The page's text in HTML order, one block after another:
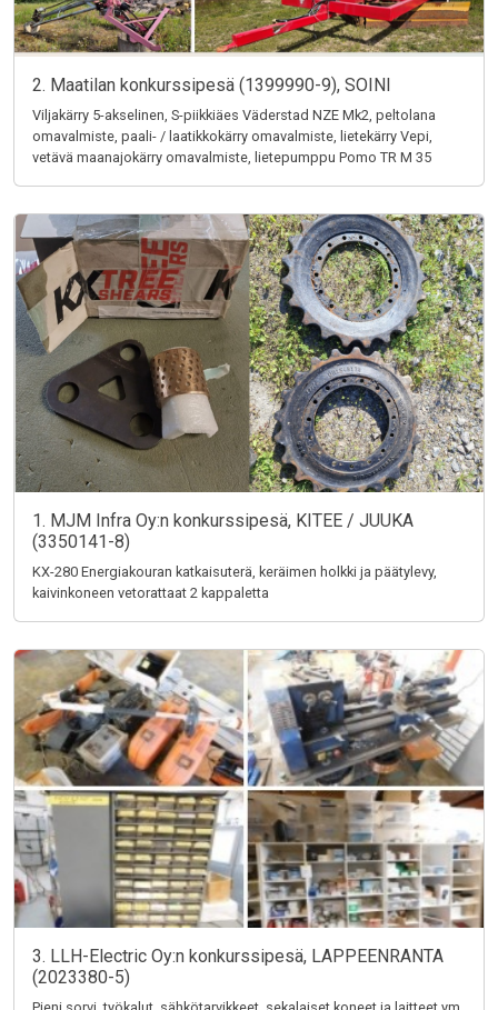
2. Maatilan konkurssipesä (1399990-9), SOINI
Viljakärry 5-akselinen, S-piikkiäes Väderstad NZE Mk2, peltolana
omavalmiste, paali- / laatikkokärry omavalmiste, lietekärry Vepi,
vetävä maanajokärry omavalmiste, lietepumppu Pomo TR M 35
1. MJM Infra Oy:n konkurssipesä, KITEE / JUUKA
(3350141-8)
KX-280 Energiakouran katkaisuterä, keräimen holkki ja päätylevy,
kaivinkoneen vetorattaat 2 kappaletta
3. LLH-Electric Oy:n konkurssipesä, LAPPEENRANTA
(2023380-5)